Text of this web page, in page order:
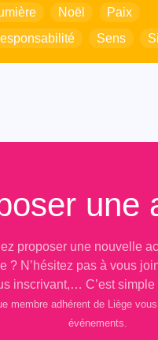
Noël
Paix
Sens
une
proposer une nouvelle
? N’hésitez pas à vous
inscrivant,… C’est simple
membre adhérent de Liège
événements.